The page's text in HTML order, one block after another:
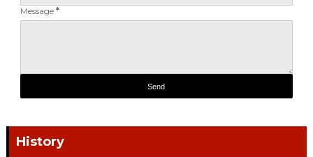
Message *
History